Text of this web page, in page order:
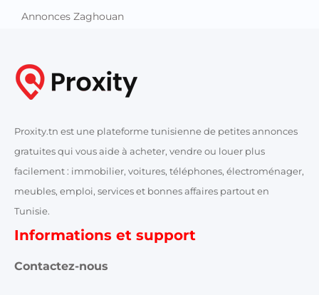
Annonces Zaghouan
Proxity.tn est une plateforme tunisienne de petites annonces
gratuites qui vous aide à acheter, vendre ou louer plus
facilement : immobilier, voitures, téléphones, électroménager,
meubles, emploi, services et bonnes affaires partout en
Tunisie.
Informations et support
Contactez-nous